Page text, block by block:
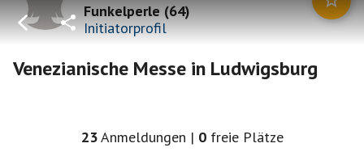
Funkelperle(64)
Initiatorprofil
Venezianische Messe in Ludwigsburg
23Anmeldungen | 0 freie Plätze